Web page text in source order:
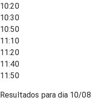
10:20
10:30
10:50
11:10
11:20
11:40
11:50
Resultados para dia 10/08